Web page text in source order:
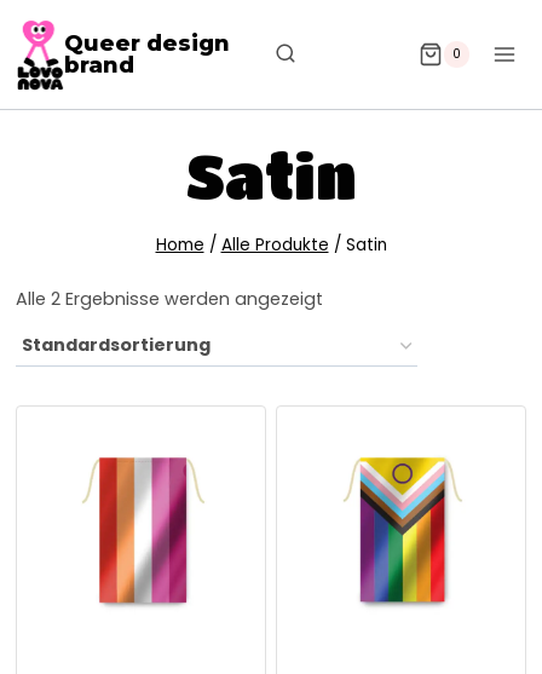
Queer design
brand
0
Satin
Home / Alle Produkte / Satin
Alle 2 Ergebnisse werden angezeigt